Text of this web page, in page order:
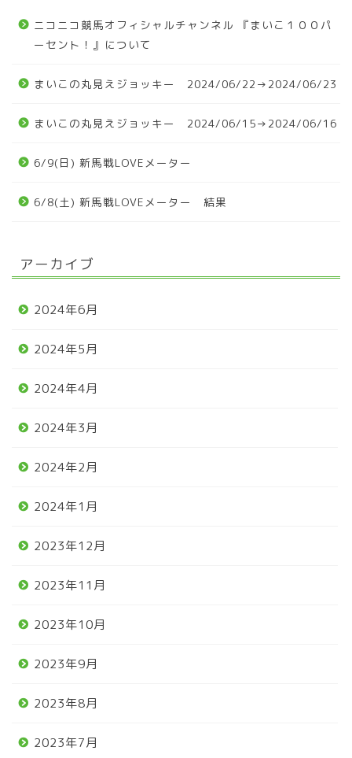
ニコニコ競馬オフィシャルチャンネル 『まいこ１００パ
ーセント！』について
まいこの丸見えジョッキー 2024/06/22→2024/06/23
まいこの丸見えジョッキー 2024/06/15→2024/06/16
6/9(日) 新馬戦LOVEメーター
6/8(土) 新馬戦LOVEメーター 結果
アーカイブ
2024年6月
2024年5月
2024年4月
2024年3月
2024年2月
2024年1月
2023年12月
2023年11月
2023年10月
2023年9月
2023年8月
2023年7月